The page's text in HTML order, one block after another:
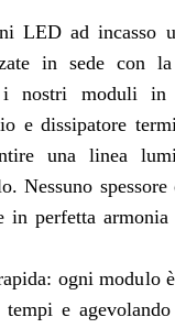
LED ad incasso
in sede con
nostri moduli in
e dissipatore
una linea
Nessuno
in perfetta armonia
ogni modulo
tempi e